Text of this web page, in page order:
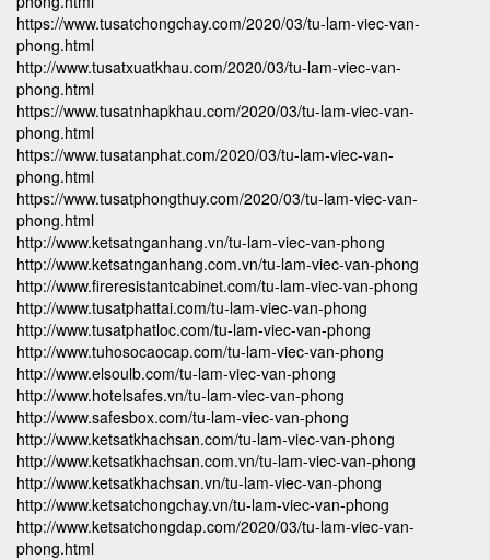
https://www.tusatchongchay.com/2020/03/tu-lam-viec-van-
phong.html
http://www.tusatxuatkhau.com/2020/03/tu-lam-viec-van-
phong.html
https://www.tusatnhapkhau.com/2020/03/tu-lam-viec-van-
phong.html
https://www.tusatanphat.com/2020/03/tu-lam-viec-van-
phong.html
https://www.tusatphongthuy.com/2020/03/tu-lam-viec-van-
phong.html
http://www.ketsatnganhang.vn/tu-lam-viec-van-phong
http://www.ketsatnganhang.com.vn/tu-lam-viec-van-phong
http://www.fireresistantcabinet.com/tu-lam-viec-van-phong
http://www.tusatphattai.com/tu-lam-viec-van-phong
http://www.tusatphatloc.com/tu-lam-viec-van-phong
http://www.tuhosocaocap.com/tu-lam-viec-van-phong
http://www.elsoulb.com/tu-lam-viec-van-phong
http://www.hotelsafes.vn/tu-lam-viec-van-phong
http://www.safesbox.com/tu-lam-viec-van-phong
http://www.ketsatkhachsan.com/tu-lam-viec-van-phong
http://www.ketsatkhachsan.com.vn/tu-lam-viec-van-phong
http://www.ketsatkhachsan.vn/tu-lam-viec-van-phong
http://www.ketsatchongchay.vn/tu-lam-viec-van-phong
http://www.ketsatchongdap.com/2020/03/tu-lam-viec-van-
phong.html